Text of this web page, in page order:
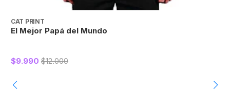
CAT PRINT
El Mejor Papá del Mundo
$9.990 $12.000